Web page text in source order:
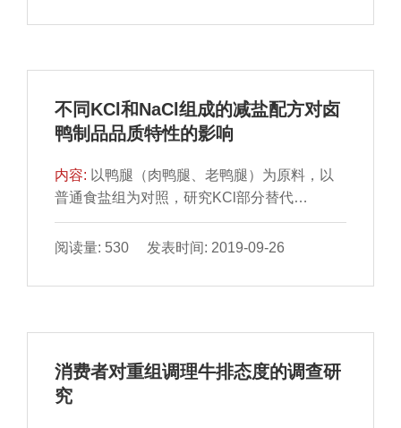
果表明：得到的二次回归方程的拟合度较好，
添加量分别为 60.14、60.11、60.00、60.00
47.16%；将得出的最佳抑制剂配比在体 外模
拟体系中进行验证，得到对NDMA的平均抑制
不同KCl和NaCl组成的减盐配方对卤
鸭制品品质特性的影响
内容: 以鸭腿（肉鸭腿、老鸭腿）为原料，以
普通食盐组为对照，研究KCl部分替代
NaCl（A1组： NaCl∶KCl=80∶20；A2组：
NaCl∶KCl=75∶25；A3组：NaCl∶KCl=70∶30；
NaCl∶KCl=60∶40）对卤鸭产品品质特性指标和
方。结果表明：与普 通食盐组卤鸭制品相比，
鸭制品的感官评价、电子舌分析指标、蒸煮 损
失、剪切力、水分含量、pH值、蛋白质含量、
阅读量: 530 发表时间: 2019-09-26
消费者对重组调理牛排态度的调查研
究